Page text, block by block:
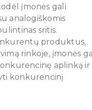
įmonės gali
analogiškomis
sritis.
produktus,
rinkoje, įmonės
aplinką ir
konkurencinį